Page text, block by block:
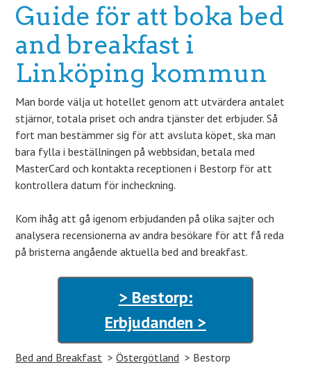
Guide för att boka bed
and breakfast i
Linköping kommun
Man borde välja ut hotellet genom att utvärdera antalet
stjärnor, totala priset och andra tjänster det erbjuder. Så
fort man bestämmer sig för att avsluta köpet, ska man
bara fylla i beställningen på webbsidan, betala med
MasterCard och kontakta receptionen i Bestorp för att
kontrollera datum för incheckning.
Kom ihåg att gå igenom erbjudanden på olika sajter och
analysera recensionerna av andra besökare för att få reda
på bristerna angående aktuella bed and breakfast.
> Bestorp:
Erbjudanden >
Bed and Breakfast Östergötland Bestorp